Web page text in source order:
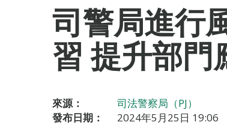
司警局進行
習 提升部門
來源：
司法警察局（PJ）
發布日期：
2024年5月25日 19:06